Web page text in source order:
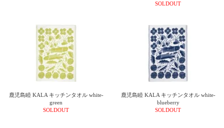
SOLDOUT
鹿児島睦 KALA キッチンタオル white-
green
SOLDOUT
鹿児島睦 KALA キッチンタオル white-
blueberry
SOLDOUT